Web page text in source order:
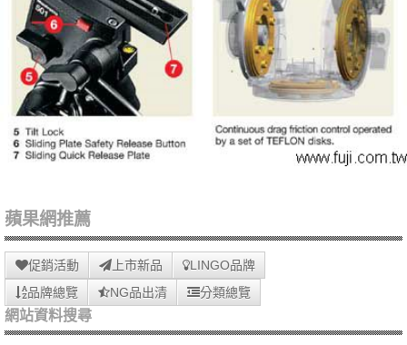
蘋果網推薦
促銷活動 上市新品
LINGO品牌
品牌總覽
NG品出清 分類總覽
網站資料搜尋